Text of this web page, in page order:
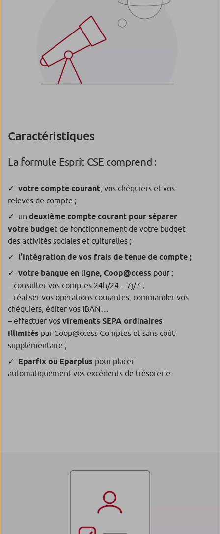
Caractéristiques
La formule Esprit CSE comprend :
votre compte courant , vos chéquiers et vos
relevés de compte ;
un deuxième compte courant pour séparer
votre budget de fonctionnement de votre budget
des activités sociales et culturelles ;
l’intégration de vos frais de tenue de compte ;
votre banque en ligne, Coop@ccess pour :
– consulter vos comptes 24h/24 – 7j/7 ;
– réaliser vos opérations courantes, commander vos
chéquiers, éditer vos IBAN…
– effectuer vos virements SEPA ordinaires
illimités par Coop@ccess Comptes et sans coût
supplémentaire ;
Eparfix ou Eparplus pour placer
automatiquement vos excédents de trésorerie.